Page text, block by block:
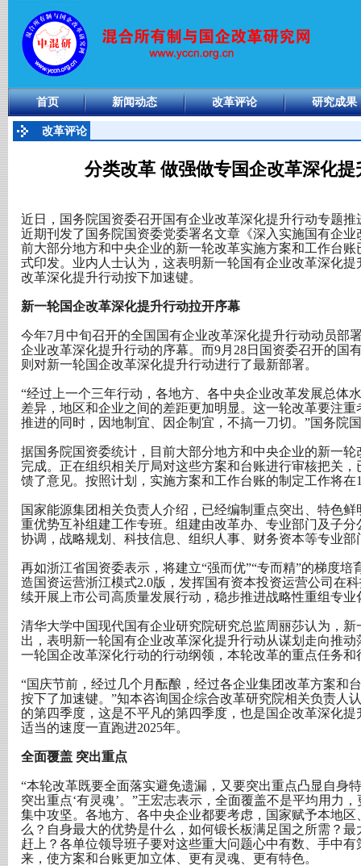
首页 新闻动态 改革评论 研究成果
改革评论
分类改革 做强做专国企改革深化
近日，国务院国资委召开国有企业改革深化提升行动专题
近期刊发了国务院国资委党委署名文章《深入实施国有企
前大部分地方和中央企业的新一轮改革实施方案和工作台
式印发。业内人士认为，这表明新一轮国有企业改革深化
改革深化提升行动按下加速键。
新一轮国企改革深化提升行动拉开序幕
今年7月中旬召开的全国国有企业改革深化提升行动动员部
企业改革深化提升行动的序幕。而9月28日国资委召开的国
则对新一轮国企改革深化提升行动进行了最新部署。
“经过上一个三年行动，各地方、各中央企业改革发展总体
差异，地区和企业之间的差距更加明显。这一轮改革要注
推进的同时，因地制宜、因企制宜，不搞一刀切。”国务院
据国务院国资委统计，目前大部分地方和中央企业的新一
完成。正在组织相关厅局对这些方案和台账进行审核把关
馈了意见。按照计划，实施方案和工作台账的制定工作将在
国家能源集团相关负责人介绍，已经编制重点突出、特色
重优势互补组建工作专班。组建由改革办、专业部门及子
协调，战略规划、科技信息、组织人事、财务资本等专业
再如浙江省国资委表示，将建立“强而优”“专而精”的梯度
造国资运营浙江模式2.0版，发挥国有资本投资运营公司在
续开展上市公司高质量发展行动，稳步推进战略性重组专业
清华大学中国现代国有企业研究院研究总监周丽莎认为，
出，表明新一轮国有企业改革深化提升行动从谋划走向推
一轮国企改革深化行动的行动纲领，本轮改革的重点任务
“国庆节前，经过几个月酝酿，经过各企业集团改革方案和
按下了加速键。”知本咨询国企综合改革研究院相关负责人
的第四季度，这是不平凡的第四季度，也是国企改革深化
适当的速度一直跑进2025年。
全面覆盖 突出重点
“本轮改革既要全面落实避免遗漏，又要突出重点凸显自身
突出重点‘有灵魂’。”王宏志表示，全面覆盖不是平均用力
集中攻坚。各地方、各中央企业都要考虑，国家赋予本地
么？自身最大的优势是什么，如何锻长板满足国之所需？
赶上？各单位领导班子要对这些重大问题心中有数、手中
来，使方案和台账更加立体、更有灵魂、更有特色。